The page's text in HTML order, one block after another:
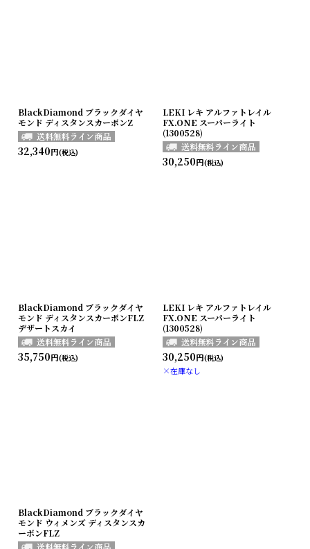
BlackDiamond ブラックダイヤ
モンド ディスタンスカーボンZ
32,340円(税込)
LEKI レキ アルファトレイル
FX.ONE スーパーライト
(1300528)
30,250円(税込)
BlackDiamond ブラックダイヤ
モンド ディスタンスカーボンFLZ
デザートスカイ
35,750円(税込)
LEKI レキ アルファトレイル
FX.ONE スーパーライト
(1300528)
30,250円(税込)
×在庫なし
BlackDiamond ブラックダイヤ
モンド ウィメンズ ディスタンスカ
ーボンFLZ